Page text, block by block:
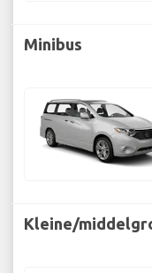
Minibus
Kleine/